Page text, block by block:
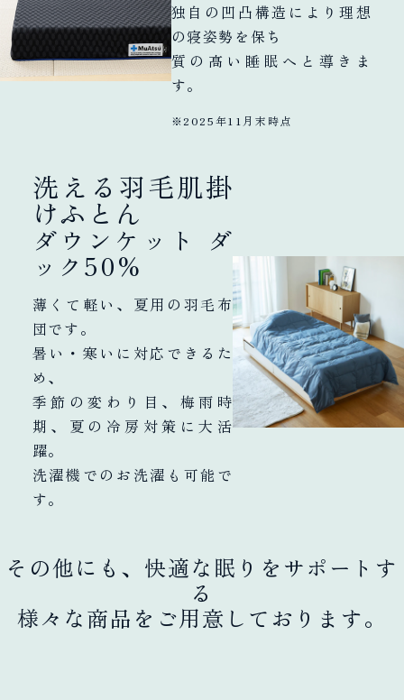
独自の凹凸構造により理想
の寝姿勢を保ち
質の高い睡眠へと導きま
す。
※2025年11月末時点
洗える羽毛肌掛
けふとん
ダウンケット ダ
ック50%
薄くて軽い、夏用の羽毛布
団です。
暑い・寒いに対応できるた
め、
季節の変わり目、梅雨時
期、夏の冷房対策に大活
躍。
洗濯機でのお洗濯も可能で
す。
その他にも、快適な眠りをサポートす
る
様々な商品をご用意しております。